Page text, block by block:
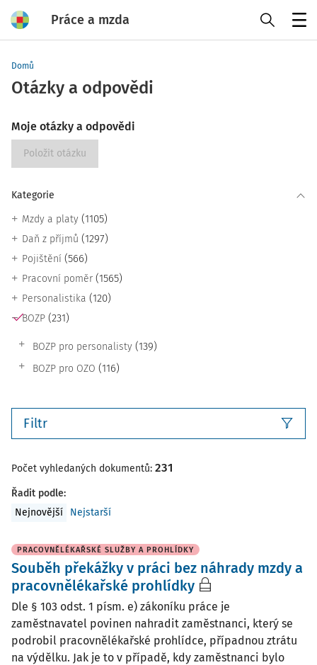
Práce a mzda
Domů
Otázky a odpovědi
Moje otázky a odpovědi
Položit otázku
Kategorie
Mzdy a platy (1105)
Daň z příjmů (1297)
Pojištění (566)
Pracovní poměr (1565)
Personalistika (120)
BOZP (231)
BOZP pro personalisty (139)
BOZP pro OZO (116)
Filtr
Počet vyhledaných dokumentů: 231
Řadit podle:
Nejnovější
Nejstarší
PRACOVNĚLÉKAŘSKÉ SLUŽBY A PROHLÍDKY
Souběh překážky v práci bez náhrady mzdy a
pracovnělékařské prohlídky
Dle § 103 odst. 1 písm. e) zákoníku práce je
zaměstnavatel povinen nahradit zaměstnanci, který se
podrobil pracovnělékařské prohlídce, případnou ztrátu
na výdělku. Jak je to v případě, kdy zaměstnanci bylo